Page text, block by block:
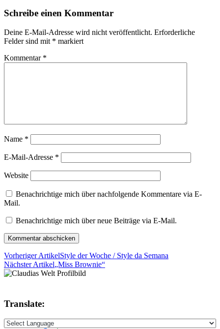
Schreibe einen Kommentar
Deine E-Mail-Adresse wird nicht veröffentlicht. Erforderliche
Felder sind mit * markiert
Kommentar *
Name *
E-Mail-Adresse *
Website
Benachrichtige mich über nachfolgende Kommentare via E-
Mail.
Benachrichtige mich über neue Beiträge via E-Mail.
Vorheriger ArtikelStyle der Woche / Style da Semana
Nächster Artikel„Miss Brownie“
Translate: